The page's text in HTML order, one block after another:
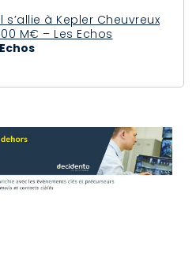
à Kepler Cheuvreux
M€ – Les Echos